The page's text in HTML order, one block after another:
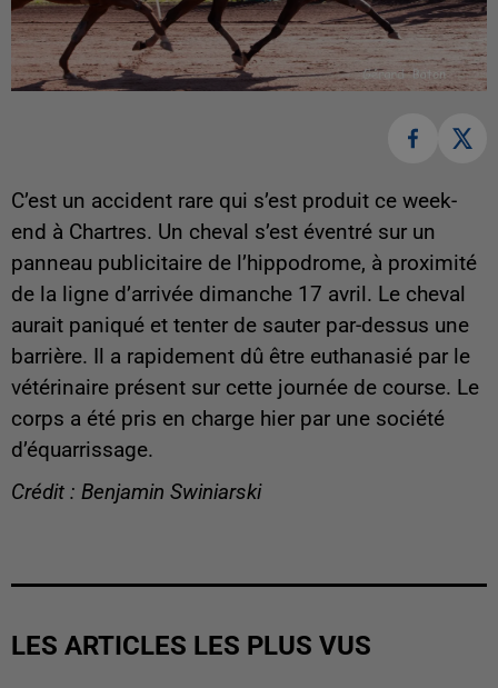
C’est un accident rare qui s’est produit ce week-
end à Chartres. Un cheval s’est éventré sur un
panneau publicitaire de l’hippodrome, à proximité
de la ligne d’arrivée dimanche 17 avril. Le cheval
aurait paniqué et tenter de sauter par-dessus une
barrière. Il a rapidement dû être euthanasié par le
vétérinaire présent sur cette journée de course. Le
corps a été pris en charge hier par une société
d’équarrissage.
Crédit : Benjamin Swiniarski
LES ARTICLES LES PLUS VUS